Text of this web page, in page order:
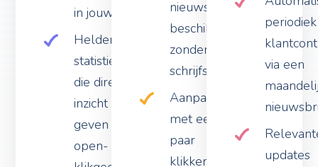
in jouw huisstijl
Heldere
statistieken
die direct
inzicht
geven in
open- en
nieuwsbrieven
beschikbaar,
zonder
schrijfstress
Aanpassen
met een
paar
klikken,
periodiek
via een
updates